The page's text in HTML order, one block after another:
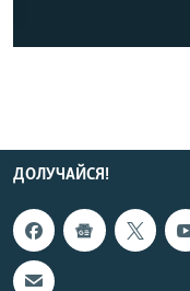
ДОЛУЧАЙСЯ!